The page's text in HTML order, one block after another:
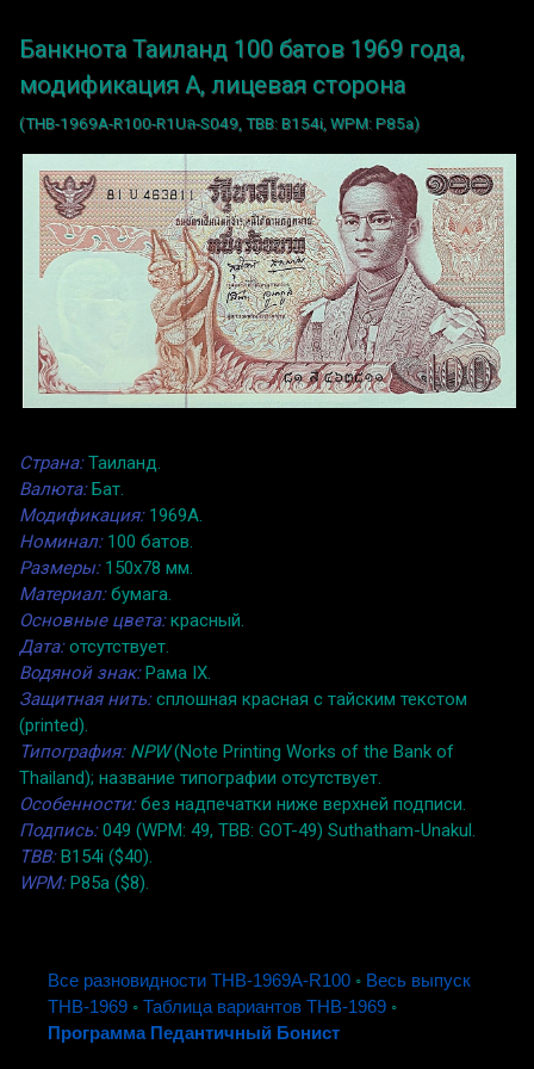
Банкнота Таиланд 100 батов 1969 года,
модификация A, лицевая сторона
(THB-1969A-R100-R1Uล-S049, TBB: B154i, WPM: P85a)
Страна:Таиланд.
Валюта:Бат.
Модификация:1969A.
Номинал:100 батов.
Размеры:150x78 мм.
Материал:бумага.
Основные цвета:красный.
Дата:отсутствует.
Водяной знак:Рама IX.
Защитная нить:сплошная красная с тайским текстом
(printed).
Типография: NPW(Note Printing Works of the Bank of
Thailand); название типографии отсутствует.
Особенности:без надпечатки ниже верхней подписи.
Подпись:049 (WPM: 49, TBB: GOT-49) Suthatham-Unakul.
TBB:B154i ($40).
WPM:P85a ($8).
Все разновидности THB-1969A-R100 ◦ Весь выпуск
THB-1969 ◦ Таблица вариантов THB-1969 ◦
Программа Педантичный Бонист